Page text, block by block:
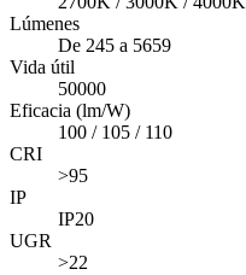
Lúmenes
De 245 a 5659
Vida útil
50000
Eficacia (lm/W)
100 / 105 / 110
CRI
>95
IP
IP20
UGR
>22